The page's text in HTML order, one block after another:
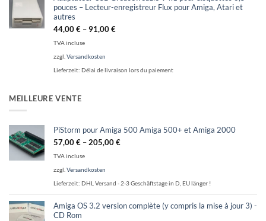
pouces – Lecteur-enregistreur Flux pour Amiga, Atari et
autres
44,00€ –91,00€
TVA incluse
zzgl. Versandkosten
Lieferzeit: Délai de livraison lors du paiement
MEILLEURE VENTE
PiStorm pour Amiga 500 Amiga 500+ et Amiga 2000
57,00€ –205,00€
TVA incluse
zzgl. Versandkosten
Lieferzeit: DHL Versand - 2-3 Geschäftstage in D, EU länger !
Amiga OS 3.2 version complète (y compris la mise à jour 3) -
CD Rom